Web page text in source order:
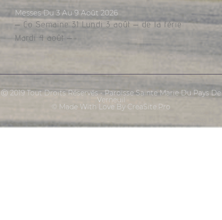
Messes Du 3 Au 9 Août 2026
– Co Semaine 31 Lundi 3 août – de la férie
Mardi 4 août –
Ⓒ 2019 Tout Droits Réservés - Paroisse Sainte Marie Du Pays De
Verneuil
© Made With Love By CreaSite.Pro